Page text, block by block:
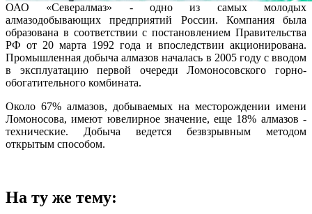
ОАО «Севералмаз» - одно из самых молодых
алмазодобывающих предприятий России. Компания была
образована в соответствии с постановлением Правительства
РФ от 20 марта 1992 года и впоследствии акционирована.
Промышленная добыча алмазов началась в 2005 году с вводом
в эксплуатацию первой очереди Ломоносовского горно-
обогатительного комбината.
Около 67% алмазов, добываемых на месторождении имени
Ломоносова, имеют ювелирное значение, еще 18% алмазов -
технические. Добыча ведется безвзрывным методом
открытым способом.
На ту же тему: